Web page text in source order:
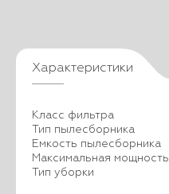
Характеристики
Класс фильтра
Тип пылесборника
Емкость пылесборника
Максимальная мощность
Тип уборки